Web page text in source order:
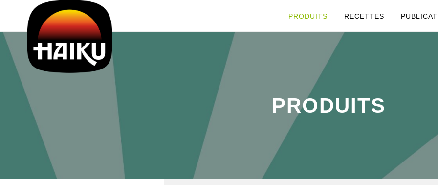
PRODUITS RECETTES
PRODUITS